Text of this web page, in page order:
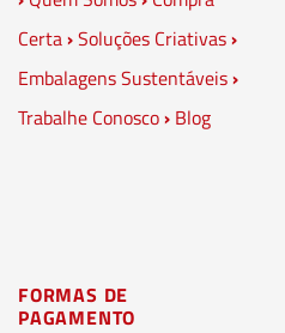
Certa›Soluções Criativas›
Embalagens Sustentáveis›
Trabalhe Conosco› Blog
FORMAS DE
PAGAMENTO